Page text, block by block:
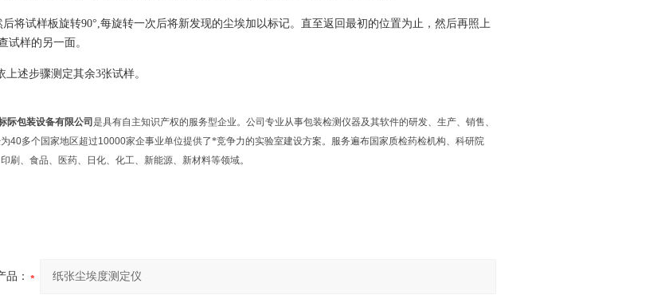
后将试样板旋转90°,每旋转一次后将新发现的尘埃加以标记。直至返回最初的位置为止，然后再照上
试样的另一面。
上述步骤测定其余3张试样。
际包装设备有限公司 是具有自主知识产权的服务型企业。公司专业从事包装检测仪器及其软件的研发、生产、销售、
40多个国家地区超过10000家企事业单位提供了*竞争力的实验室建设方案。服务遍布国家质检药检机构、科研院
刷、食品、医药、日化、化工、新能源、新材料等领域。
品：